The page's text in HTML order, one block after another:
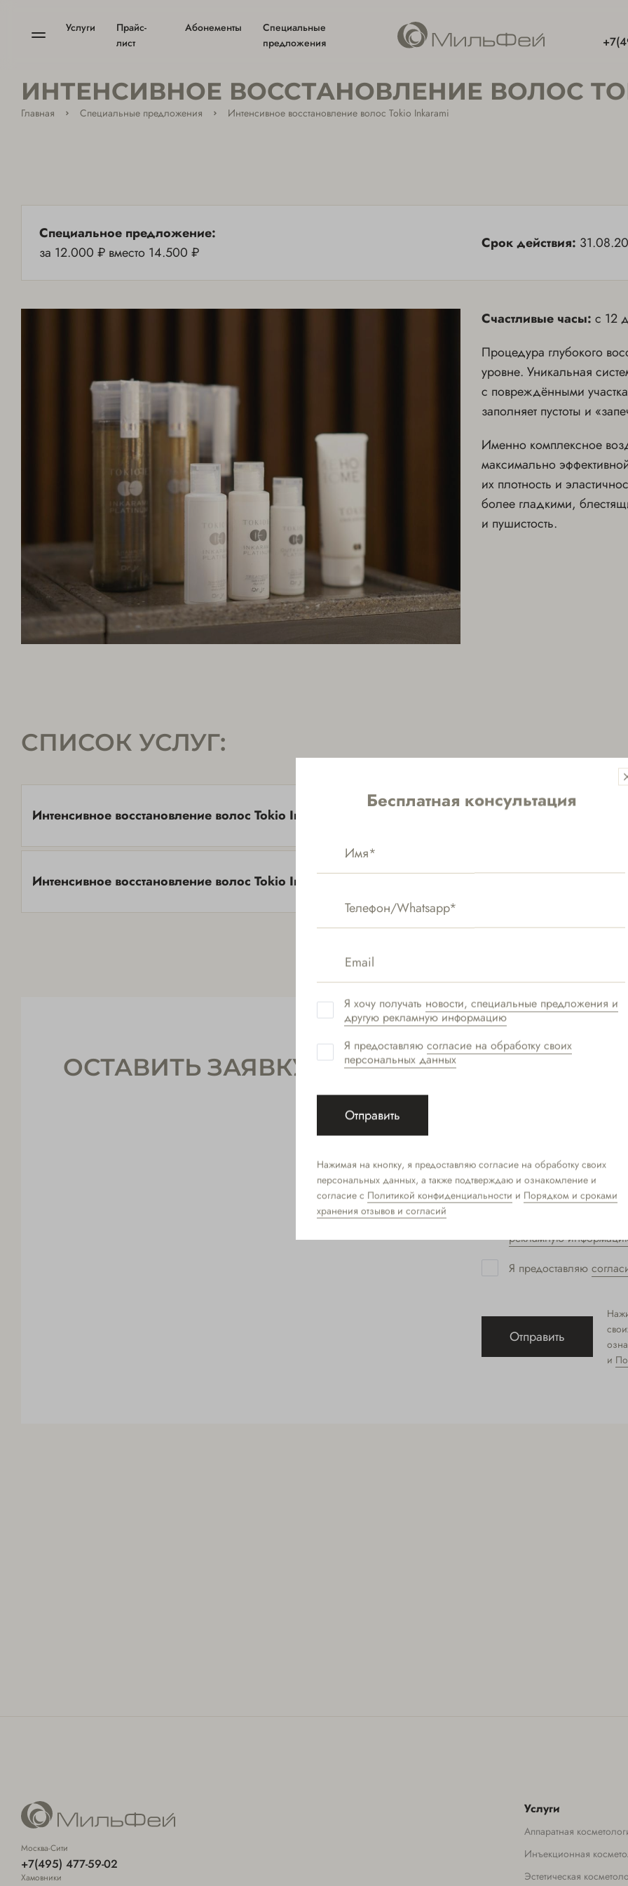
Услуги
Прайс-
лист
Абонементы
Специальные
предложения
ИНТЕНСИВНОЕ ВОССТАНОВЛЕНИЕ ВОЛОС
Главная Специальные предложения Интенсивное восстановление волос Tokio Inkarami
Специальное предложение:
за 12.000 ₽ вместо 14.500 ₽
Срок действия:
Счастливые часы: с 12
Процедура глубокого
уровне. Уникальная
с повреждёнными
заполняет пустоты и
Именно комплексное
максимально
их плотность и
более гладкими,
и пушистость.
СПИСОК УСЛУГ:
Интенсивное восстановление волос Tokio Inkarami до 40см
Интенсивное восстановление волос Tokio Inkarami свыше 40см
ОСТАВИТЬ ЗАЯВКУ
рекламную
Я предоставляю
Отправить
и
Москва-Сити
+7(495) 477-59-02
Хамовники
Услуги
Аппаратная
Инъекционная
Эстетическая
Бесплатная консультация
Я хочу получать новости, специальные предложения и
другую рекламную информацию
Я предоставляю согласие на обработку своих
персональных данных
Отправить
Нажимая на кнопку, я предоставляю согласие на обработку своих
персональных данных, а также подтверждаю и ознакомление и
согласие с Политикой конфиденциальности и Порядком и сроками
хранения отзывов и согласий